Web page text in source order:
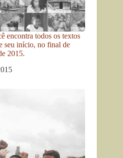
encontra todos os textos
seu início, no final de
2015.